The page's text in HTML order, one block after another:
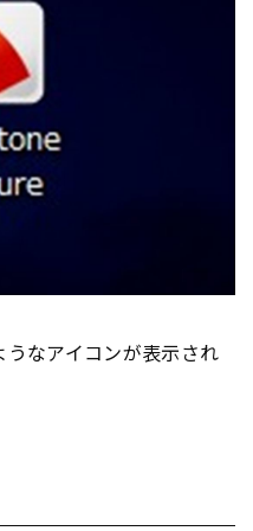
なアイコンが表示され